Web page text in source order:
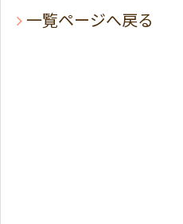
一覧ページへ戻る